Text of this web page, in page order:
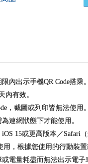
內出示手機QR Code搭乘。
內有效。
，截圖或列印皆無法使用。
連網狀態下才能使用。
15或更高版本／Safari
，根據您使用的行動裝置
電量耗盡而無法出示電